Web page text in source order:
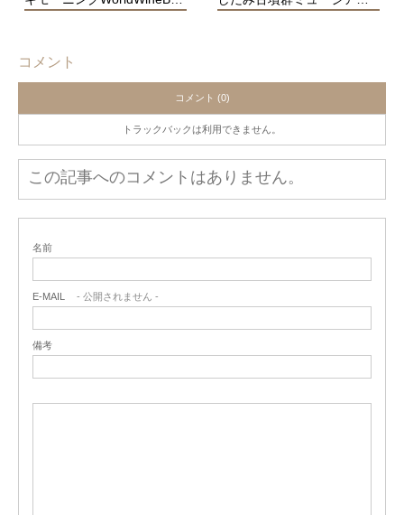
コメント
コメント (0)
トラックバックは利用できません。
この記事へのコメントはありません。
名前
E-MAIL - 公開されません -
備考